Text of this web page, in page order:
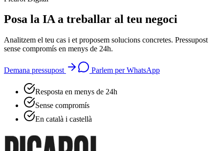
Posa la IA a treballar al teu negoci
Analitzem el teu cas i et proposem solucions concretes. Pressupost
sense compromís en menys de 24h.
Demana pressupost Parlem per WhatsApp
Resposta en menys de 24h
Sense compromís
En català i castellà